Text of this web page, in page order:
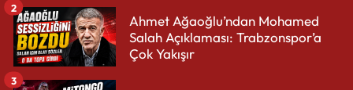
Ahmet Ağaoğlu’ndan Mohamed
Salah Açıklaması: Trabzonspor’a
Çok Yakışır
2
3